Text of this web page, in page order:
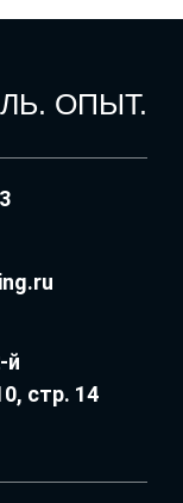
ОПЫТ.
й
стр. 14